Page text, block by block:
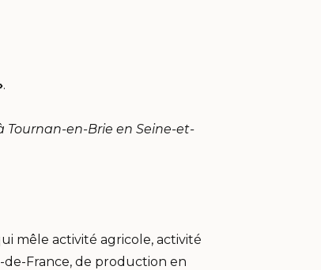
.
Tournan-en-Brie en Seine-et-
mêle activité agricole, activité
France, de production en